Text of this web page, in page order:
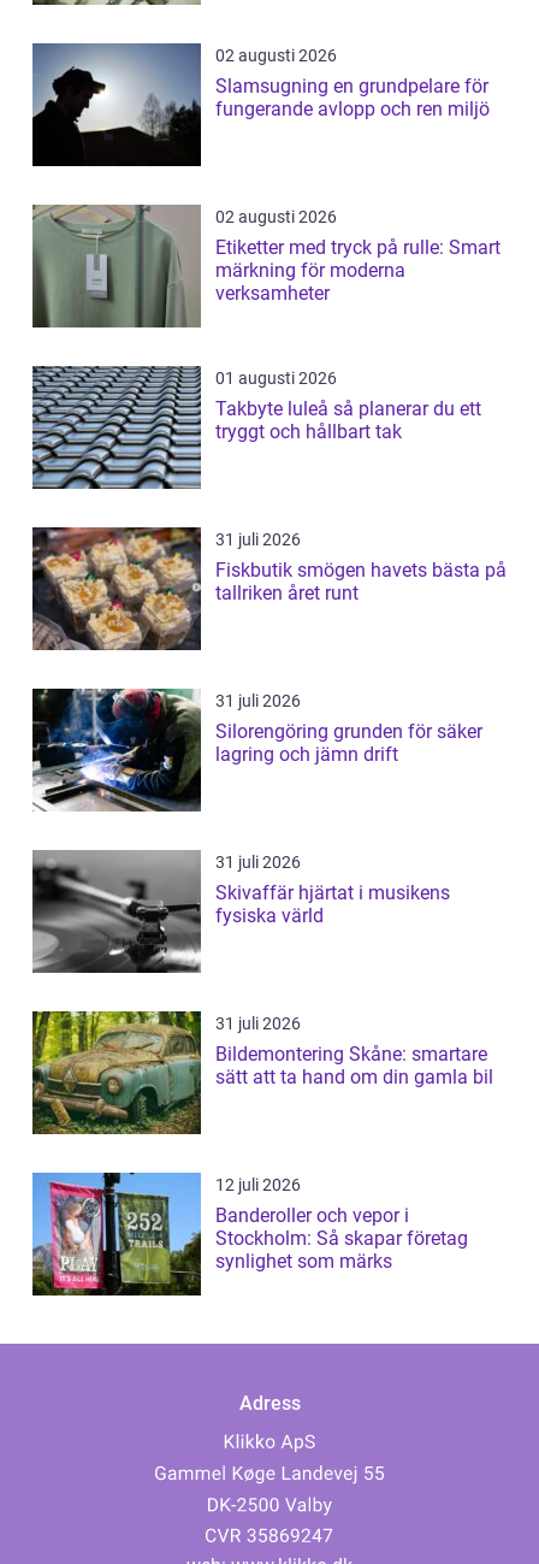
02 augusti 2026
Slamsugning en grundpelare för
fungerande avlopp och ren miljö
02 augusti 2026
Etiketter med tryck på rulle: Smart
märkning för moderna
verksamheter
01 augusti 2026
Takbyte luleå så planerar du ett
tryggt och hållbart tak
31 juli 2026
Fiskbutik smögen havets bästa på
tallriken året runt
31 juli 2026
Silorengöring grunden för säker
lagring och jämn drift
31 juli 2026
Skivaffär hjärtat i musikens
fysiska värld
31 juli 2026
Bildemontering Skåne: smartare
sätt att ta hand om din gamla bil
12 juli 2026
Banderoller och vepor i
Stockholm: Så skapar företag
synlighet som märks
Adress